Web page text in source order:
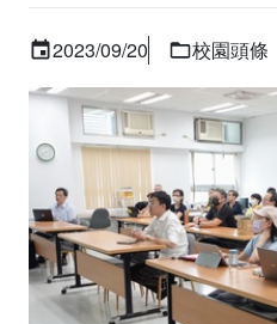
2023/09/20 校園頭條